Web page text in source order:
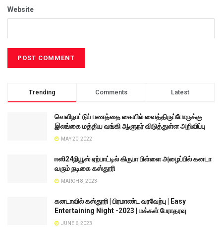
Website
Trending Comments Latest
வெளிநாட்டுப் பணத்தை கையில் வைத்திருப்போருக்கு
இலங்கை மத்திய வங்கி ஆளுநர் விடுத்துள்ள அறிவிப்பு
MAY 20, 2022
ஈஸி24நியூஸ் ஏற்பாட்டில் கிருபா பிள்ளை அழைப்பில் கனடா
வரும் நடிகை கஸ்தூரி
MARCH 8, 2023
கனடாவில் கஸ்தூரி | பிரமாண்ட வரவேற்பு | Easy
Entertaining Night -2023 | மக்கள் பேராதரவு
JUNE 6, 2023